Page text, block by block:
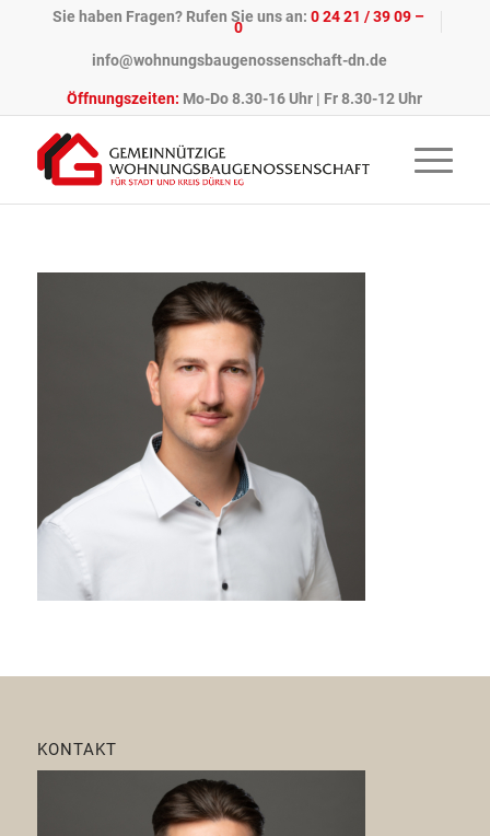
Sie haben Fragen? Rufen Sie uns an:0 24 21 / 39 09 –
0
info@wohnungsbaugenossenschaft-dn.de
Öffnungszeiten: Mo-Do 8.30-16 Uhr | Fr 8.30-12 Uhr
KONTAKT